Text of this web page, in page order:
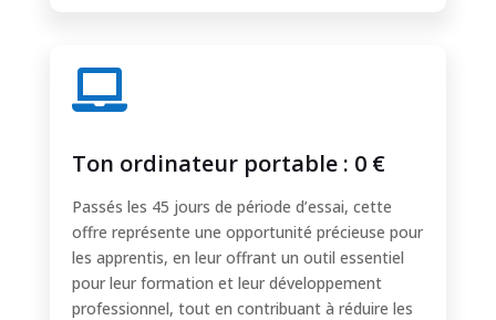

Ton ordinateur portable : 0 €
Passés les 45 jours de période d’essai, cette
offre représente une opportunité précieuse pour
les apprentis, en leur offrant un outil essentiel
pour leur formation et leur développement
professionnel, tout en contribuant à réduire les